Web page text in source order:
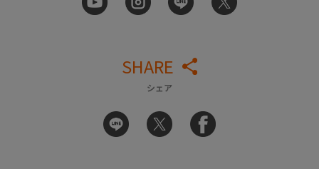
SHARE
シェア